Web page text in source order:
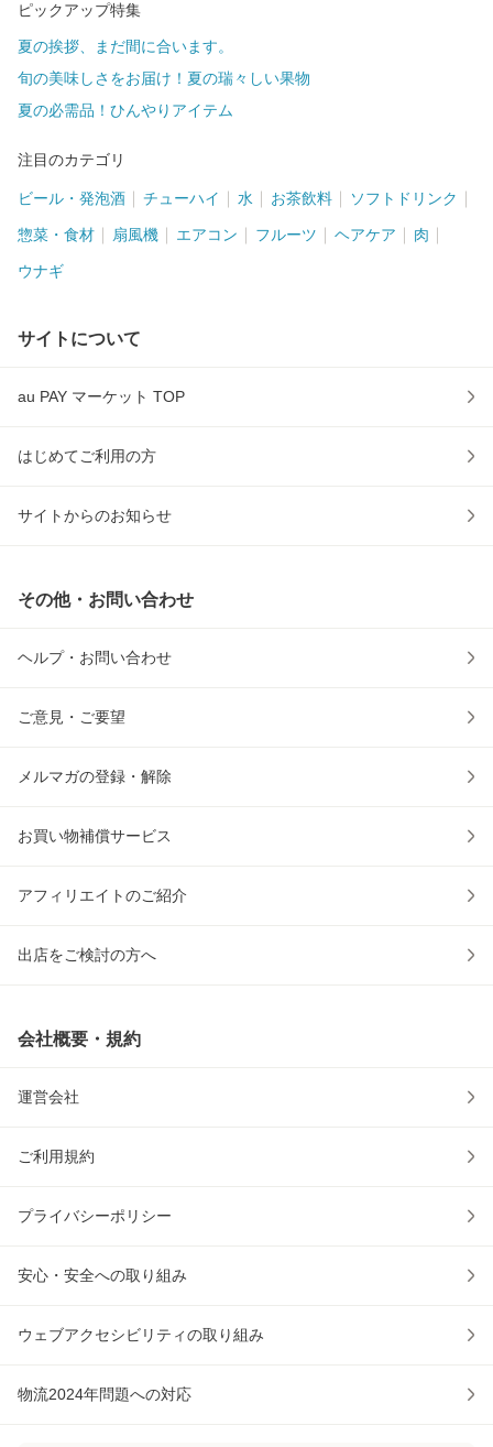
ピックアップ特集
夏の挨拶、まだ間に合います。
旬の美味しさをお届け！夏の瑞々しい果物
夏の必需品！ひんやりアイテム
注目のカテゴリ
ビール・発泡酒 チューハイ 水 お茶飲料 ソフトドリンク
惣菜・食材 扇風機 エアコン フルーツ ヘアケア 肉
ウナギ
サイトについて
au PAY マーケット TOP
はじめてご利用の方
サイトからのお知らせ
その他・お問い合わせ
ヘルプ・お問い合わせ
ご意見・ご要望
メルマガの登録・解除
お買い物補償サービス
アフィリエイトのご紹介
出店をご検討の方へ
会社概要・規約
運営会社
ご利用規約
プライバシーポリシー
安心・安全への取り組み
ウェブアクセシビリティの取り組み
物流2024年問題への対応